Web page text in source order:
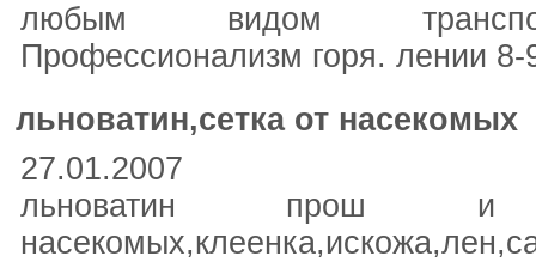
любым видом
Профессионализм горя. лении
льноватин,сетка от насекомых
27.01.2007
льноватин прош